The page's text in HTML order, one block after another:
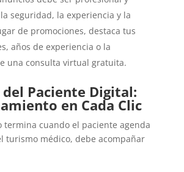
seguridad, la experiencia y la
de promociones, destaca tus
años de experiencia o la
una consulta virtual gratuita.
del Paciente Digital:
en Cada Clic
termina cuando el paciente agenda
turismo médico, debe acompañar